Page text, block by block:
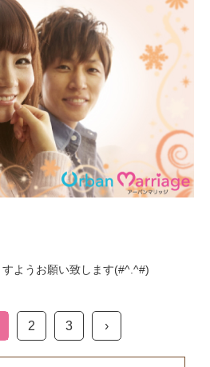
ようお願い致します(#^.^#)
2 3 ›